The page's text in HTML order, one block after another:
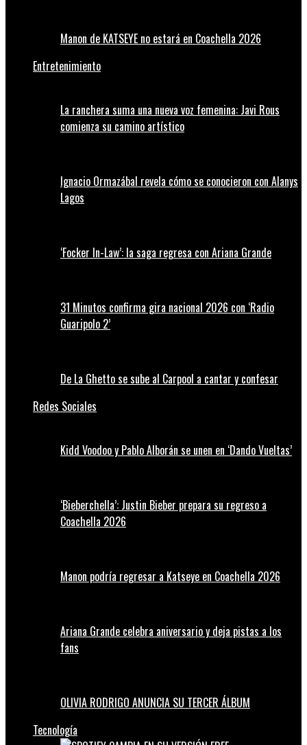
Manon de KATSEYE no estará en Coachella 2026
Entretenimiento
La ranchera suma una nueva voz femenina: Javi Rous
comienza su camino artístico
Ignacio Ormazábal revela cómo se conocieron con Alanys
Lagos
‘Focker In-Law’: la saga regresa con Ariana Grande
31 Minutos confirma gira nacional 2026 con ‘Radio
Guaripolo 2’
De La Ghetto se sube al Carpool a cantar y confesar
Redes Sociales
Kidd Voodoo y Pablo Alborán se unen en ‘Dando Vueltas’
‘Bieberchella’: Justin Bieber prepara su regreso a
Coachella 2026
Manon podría regresar a Katseye en Coachella 2026
Ariana Grande celebra aniversario y deja pistas a los
fans
OLIVIA RODRIGO ANUNCIA SU TERCER ÁLBUM
Tecnología